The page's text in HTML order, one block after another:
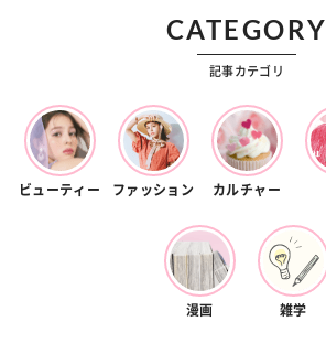
CATEGORY
記事カテゴリ
ビューティー ファッション カルチャー
漫画 雑学